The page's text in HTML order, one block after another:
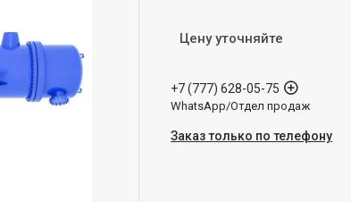
Цену уточняйте
+7 (777) 628-05-75
WhatsApp/Отдел продаж
Заказ только по телефону